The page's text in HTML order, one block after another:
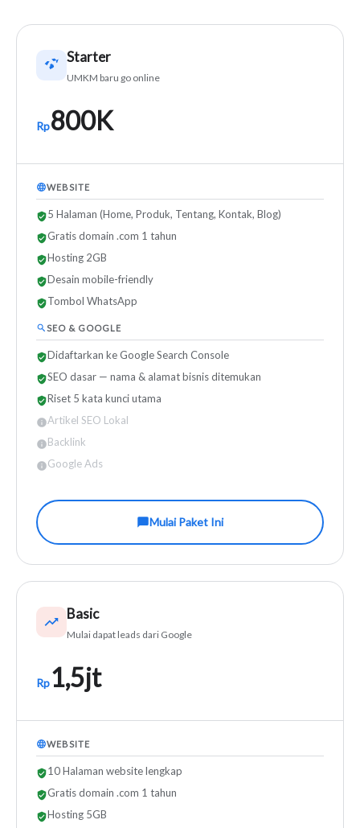
Starter
UMKM baru go online
Rp800K
WEBSITE
5 Halaman (Home, Produk, Tentang, Kontak, Blog)
Gratis domain .com 1 tahun
Hosting 2GB
Desain mobile-friendly
Tombol WhatsApp
SEO & GOOGLE
Didaftarkan ke Google Search Console
SEO dasar — nama & alamat bisnis ditemukan
Riset 5 kata kunci utama
Artikel SEO Lokal
Backlink
Google Ads
Mulai Paket Ini
Basic
Mulai dapat leads dari Google
Rp1,5jt
WEBSITE
10 Halaman website lengkap
Gratis domain .com 1 tahun
Hosting 5GB